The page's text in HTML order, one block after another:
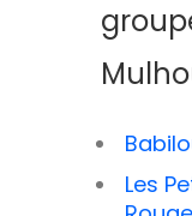
Les